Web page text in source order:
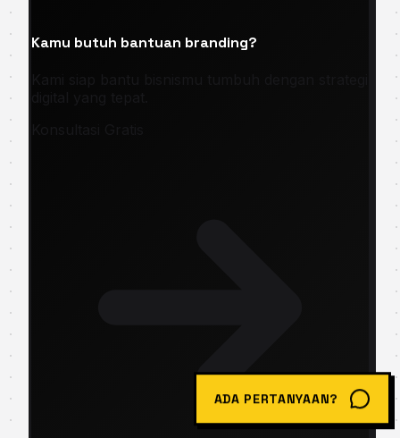
Kamu butuh bantuan branding?
ADA PERTANYAAN?